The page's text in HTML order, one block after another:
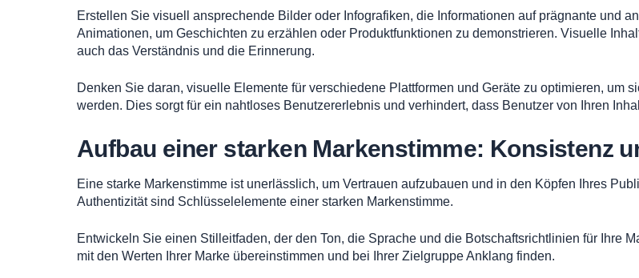
Erstellen Sie visuell ansprechende Bilder oder Infografiken, die Informationen auf prägnante und
Animationen, um Geschichten zu erzählen oder Produktfunktionen zu demonstrieren. Visuelle
auch das Verständnis und die Erinnerung.
Denken Sie daran, visuelle Elemente für verschiedene Plattformen und Geräte zu optimieren, um
werden. Dies sorgt für ein nahtloses Benutzererlebnis und verhindert, dass Benutzer von Ihren
Aufbau einer starken Markenstimme: Konsistenz
Eine starke Markenstimme ist unerlässlich, um Vertrauen aufzubauen und in den Köpfen Ihres
Authentizität sind Schlüsselelemente einer starken Markenstimme.
Entwickeln Sie einen Stilleitfaden, der den Ton, die Sprache und die Botschaftsrichtlinien für Ihre
mit den Werten Ihrer Marke übereinstimmen und bei Ihrer Zielgruppe Anklang finden.